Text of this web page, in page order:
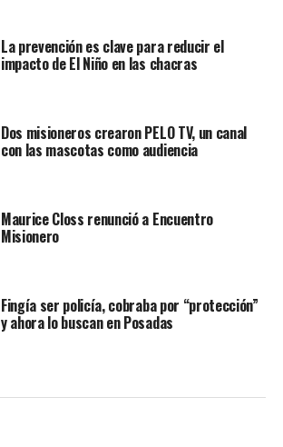
La prevención es clave para reducir el
impacto de El Niño en las chacras
Dos misioneros crearon PELO TV, un canal
con las mascotas como audiencia
Maurice Closs renunció a Encuentro
Misionero
Fingía ser policía, cobraba por “protección”
y ahora lo buscan en Posadas